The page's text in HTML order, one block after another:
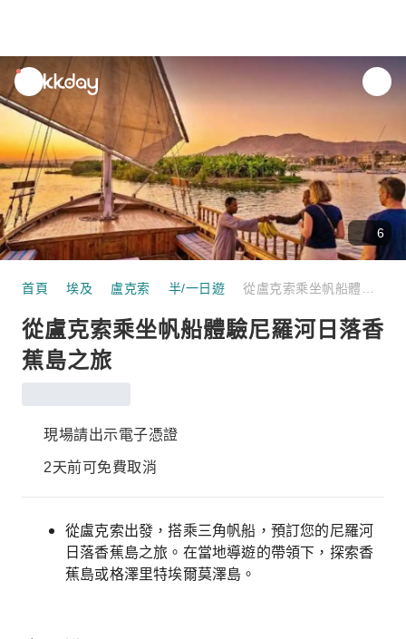
unread
notifications
6
首頁 埃及 盧克索 半/一日遊
從盧克索乘坐帆船體驗尼羅河日落香
蕉島之旅
現場請出示電子憑證
2天前可免費取消
從盧克索出發，搭乘三角帆船，預訂您的尼羅河
日落香蕉島之旅。在當地導遊的帶領下，探索香
蕉島或格澤里特埃爾莫澤島。